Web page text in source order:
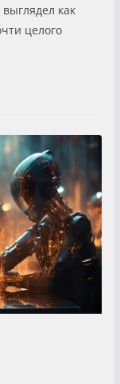
как
целого